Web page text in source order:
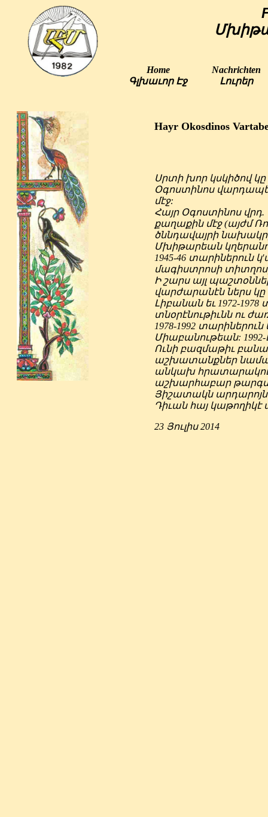
Home
Գլխաւոր Էջ
Nachrichten
Լուրեր
Hayr Okosdinos
Սրտի խոր կսկիծով
Օգոստինոս
մէջ:
Հայր Օգոստինոս վրդ.
քաղաքին մէջ (այժմ
ծննդավայրի
Մխիթարեան
1945-46 տարիներուն
մագիստրոսի
Ի շարս այլ
վարժարանէն ներս կը
Լիբանան եւ 1972-
տնօրէնութիւնն ու
1978-1992
Միաբանութեան:
Ունի բազմաթիւ
աշխատանքներ
անկախ
աշխարհաբար
Յիշատակն արդարոյն
Դիւան հայ
23 Յուլիս 2014